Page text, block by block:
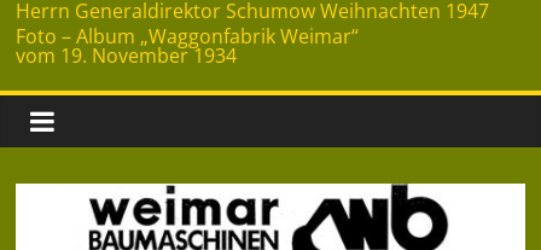
Herrn Generaldirektor Schumow Weihnachten 1947
Foto – Album „Waggonfabrik Weimar“
vom 19. November 1934